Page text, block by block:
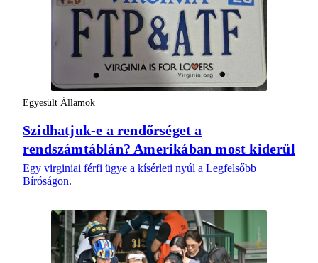
Egyesült Államok
Szidhatjuk-e a rendőrséget a
rendszámtáblán? Amerikában most kiderül
Egy virginiai férfi ügye a kísérleti nyúl a Legfelsőbb
Bíróságon.